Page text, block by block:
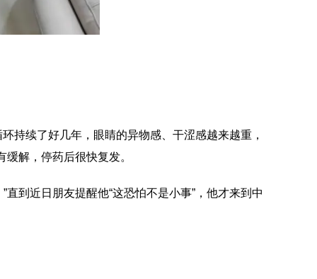
持续了好几年，眼睛的异物感、干涩感越来越重，
解，停药后很快复发。
到近日朋友提醒他“这恐怕不是小事”，他才来到中